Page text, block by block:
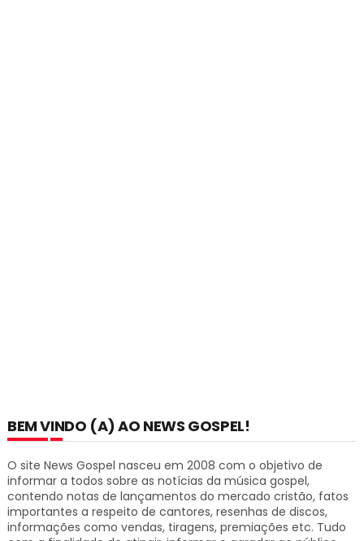
BEM VINDO (A) AO NEWS GOSPEL!
O site News Gospel nasceu em 2008 com o objetivo de
informar a todos sobre as notícias da música gospel,
contendo notas de lançamentos do mercado cristão, fatos
importantes a respeito de cantores, resenhas de discos,
informações como vendas, tiragens, premiações etc. Tudo